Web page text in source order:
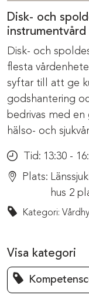
Disk- och
instrumentvård
Disk- och
flesta
syftar till att ge
godshantering
bedrivas med
hälso- och
Tid: 13:30 -
Plats:
hus 2
Kategori:
Visa kategori